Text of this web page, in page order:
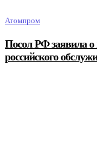
Атомпром
Посол РФ заявила о
российского